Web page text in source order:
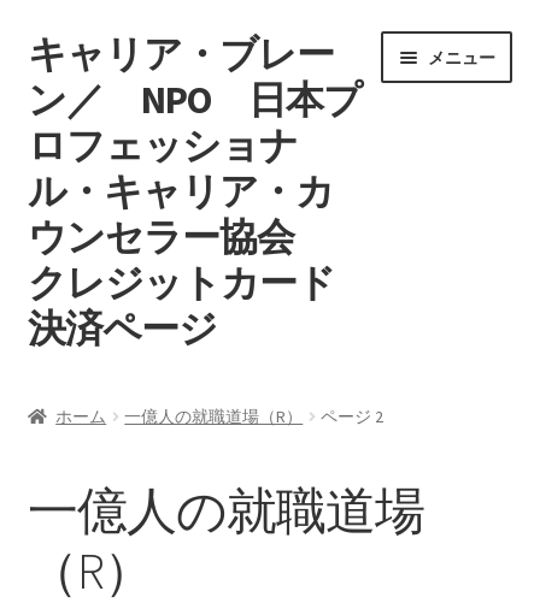
ナ
ゲ
ー
シ
ョ
ン
へ
ス
キ
ッ
コ
テ
ン
ツ
へ
ス
キ
ッ
プ
キャリア・ブレー
ン／ NPO 日本プ
ロフェッショナ
ル・キャリア・カ
ウンセラー協会
クレジットカード
決済ページ
メニュー
カート
支払い
ホーム 一億人の就職道場（R） ページ 2
一億人の就職道場
（R）